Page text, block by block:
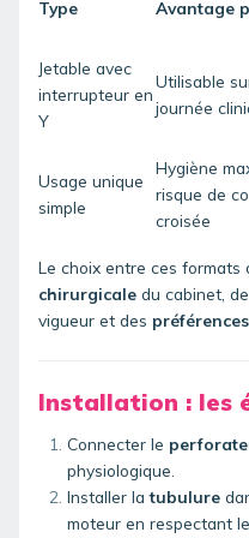
Type Avantage
Jetable avec
interrupteur en
Y
Utilisable
journée
Usage unique
simple
Hygiène
risque de
croisée
Le choix entre ces formats
chirurgicale du cabinet,
vigueur et des préférences
Installation : les
Connecter le
physiologique
Installer latubulure
moteur en respectant